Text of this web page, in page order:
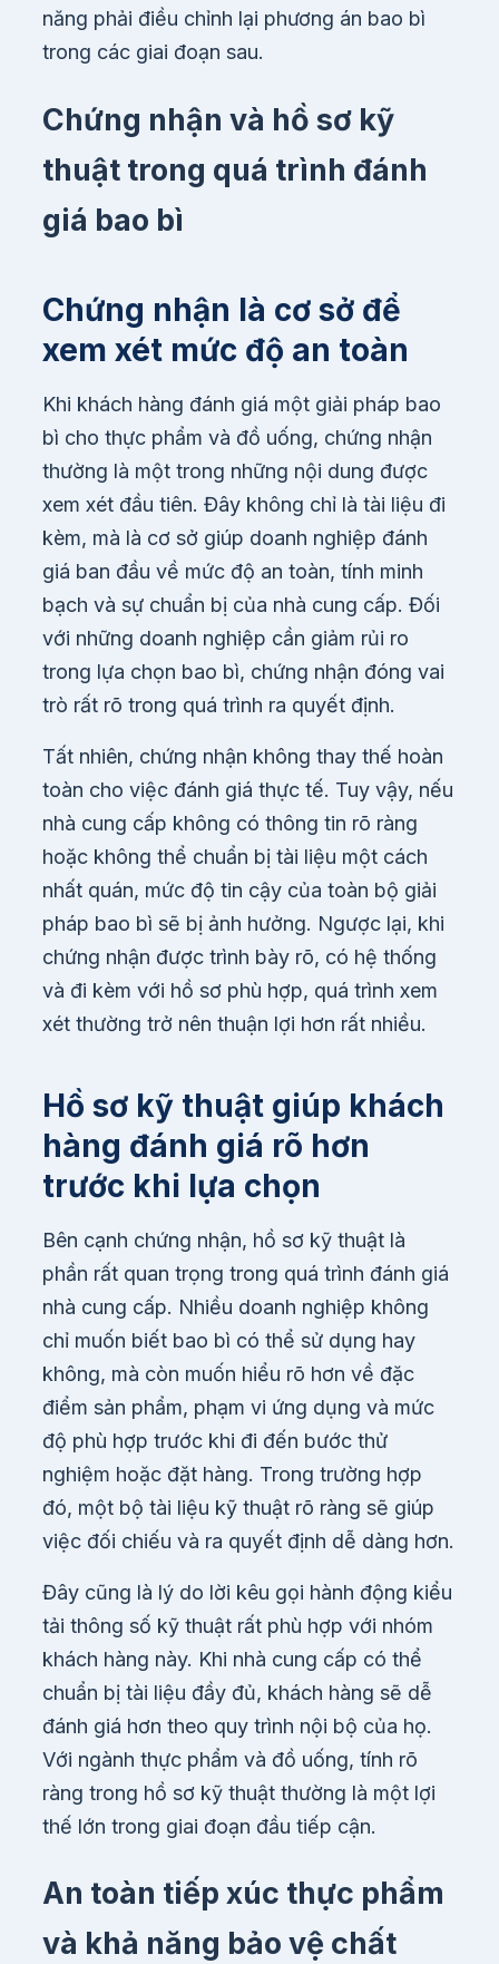
năng phải điều chỉnh lại phương án bao bì
trong các giai đoạn sau.
Chứng nhận và hồ sơ kỹ
thuật trong quá trình đánh
giá bao bì
Chứng nhận là cơ sở để
xem xét mức độ an toàn
Khi khách hàng đánh giá một giải pháp bao
bì cho thực phẩm và đồ uống, chứng nhận
thường là một trong những nội dung được
xem xét đầu tiên. Đây không chỉ là tài liệu đi
kèm, mà là cơ sở giúp doanh nghiệp đánh
giá ban đầu về mức độ an toàn, tính minh
bạch và sự chuẩn bị của nhà cung cấp. Đối
với những doanh nghiệp cần giảm rủi ro
trong lựa chọn bao bì, chứng nhận đóng vai
trò rất rõ trong quá trình ra quyết định.
Tất nhiên, chứng nhận không thay thế hoàn
toàn cho việc đánh giá thực tế. Tuy vậy, nếu
nhà cung cấp không có thông tin rõ ràng
hoặc không thể chuẩn bị tài liệu một cách
nhất quán, mức độ tin cậy của toàn bộ giải
pháp bao bì sẽ bị ảnh hưởng. Ngược lại, khi
chứng nhận được trình bày rõ, có hệ thống
và đi kèm với hồ sơ phù hợp, quá trình xem
xét thường trở nên thuận lợi hơn rất nhiều.
Hồ sơ kỹ thuật giúp khách
hàng đánh giá rõ hơn
trước khi lựa chọn
Bên cạnh chứng nhận, hồ sơ kỹ thuật là
phần rất quan trọng trong quá trình đánh giá
nhà cung cấp. Nhiều doanh nghiệp không
chỉ muốn biết bao bì có thể sử dụng hay
không, mà còn muốn hiểu rõ hơn về đặc
điểm sản phẩm, phạm vi ứng dụng và mức
độ phù hợp trước khi đi đến bước thử
nghiệm hoặc đặt hàng. Trong trường hợp
đó, một bộ tài liệu kỹ thuật rõ ràng sẽ giúp
việc đối chiếu và ra quyết định dễ dàng hơn.
Đây cũng là lý do lời kêu gọi hành động kiểu
tải thông số kỹ thuật rất phù hợp với nhóm
khách hàng này. Khi nhà cung cấp có thể
chuẩn bị tài liệu đầy đủ, khách hàng sẽ dễ
đánh giá hơn theo quy trình nội bộ của họ.
Với ngành thực phẩm và đồ uống, tính rõ
ràng trong hồ sơ kỹ thuật thường là một lợi
thế lớn trong giai đoạn đầu tiếp cận.
An toàn tiếp xúc thực phẩm
và khả năng bảo vệ chất